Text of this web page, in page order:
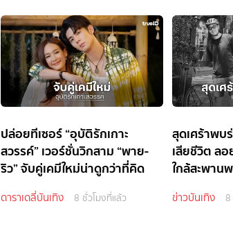
ปล่อยทีเซอร์ “อุบัติรักเกาะ
สวรรค์” เวอร์ชั่นวิกสาม “พาย-
ริว” จับคู่เคมีใหม่น่าดูกว่าที่คิด
ดาราเดลี่บันเทิง 8 ชั่วโมงที่แล้ว
สุดเศร้าพบ
เสียชีวิต ลอ
ใกล้สะพาน
ข่าวบันเทิง